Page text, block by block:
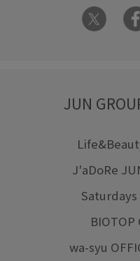
JUN
J'aDoRe
Saturdays
BIOTOP
wa-syu